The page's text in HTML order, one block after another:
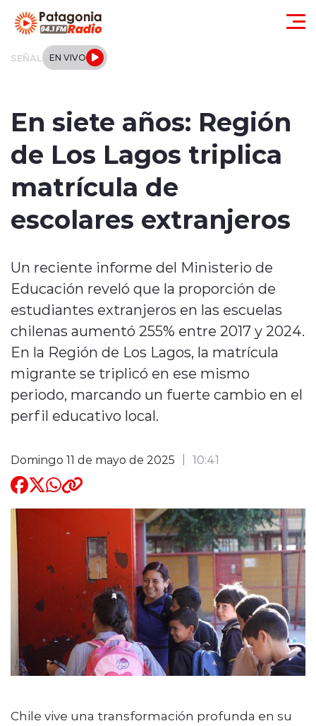
SEÑAL EN VIVO
Tendencias
Deportes
Entrevistas
Quienes Somos
En siete años: Región
de Los Lagos triplica
matrícula de
escolares extranjeros
Un reciente informe del Ministerio de
Educación reveló que la proporción de
estudiantes extranjeros en las escuelas
chilenas aumentó 255% entre 2017 y 2024.
En la Región de Los Lagos, la matrícula
migrante se triplicó en ese mismo
periodo, marcando un fuerte cambio en el
perfil educativo local.
Domingo 11 de mayo de 2025 10:41
Chile vive una transformación profunda en su